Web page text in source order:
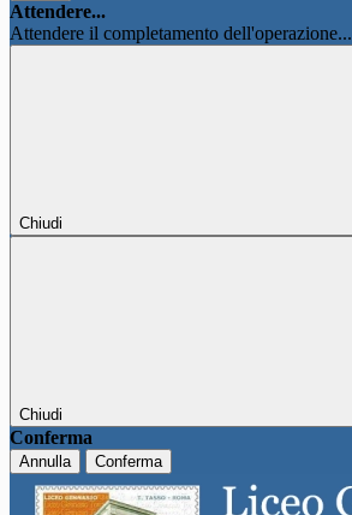
Attendere...
Attendere il completamento dell'operazione...
Chiudi
Chiudi
Conferma
Annulla Conferma